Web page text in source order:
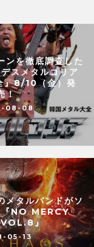
ンを徹底調査した
スメタルコリア
』8/10（金）発
！
08-08
タルバンドがソ
『NO MERCY
』
05-13